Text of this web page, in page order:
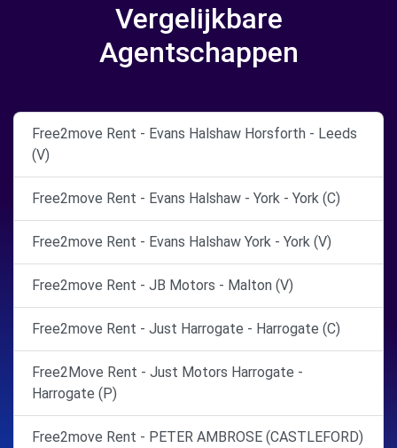
Vergelijkbare
Agentschappen
Free2move Rent - Evans Halshaw Horsforth - Leeds
(V)
Free2move Rent - Evans Halshaw - York - York (C)
Free2move Rent - Evans Halshaw York - York (V)
Free2move Rent - JB Motors - Malton (V)
Free2move Rent - Just Harrogate - Harrogate (C)
Free2Move Rent - Just Motors Harrogate -
Harrogate (P)
Free2move Rent - PETER AMBROSE (CASTLEFORD)